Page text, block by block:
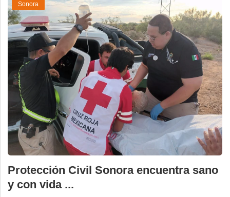
Sonora
Protección Civil Sonora encuentra sano
y con vida ...